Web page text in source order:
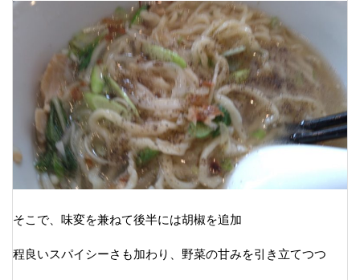
そこで、味変を兼ねて後半には胡椒を追加
程良いスパイシーさも加わり、野菜の甘みを引き立てつつ